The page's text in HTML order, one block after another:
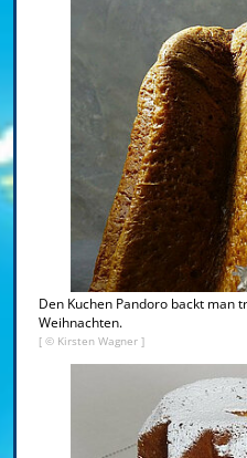
Den Kuchen Pandoro backt man
Weihnachten.
[ © Kirsten Wagner ]